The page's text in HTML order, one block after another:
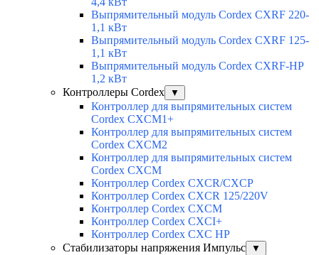
Выпрямительный модуль Cordex CXRF 220-
1,1 кВт
Выпрямительный модуль Cordex CXRF 125-
1,1 кВт
Выпрямительный модуль Cordex CXRF-HP
1,2 кВт
Контроллеры Cordex
▼
Контроллер для выпрямительных систем
Cordex CXCM1+
Контроллер для выпрямительных систем
Cordex CXCM2
Контроллер для выпрямительных систем
Cordex CXCM
Контроллер Cordex CXCR/CXCP
Контроллер Cordex CXCR 125/220V
Контроллер Cordex CXCM
Контроллер Cordex CXCI+
Контроллер Cordex CXC HP
Стабилизаторы напряжения Импульс
▼